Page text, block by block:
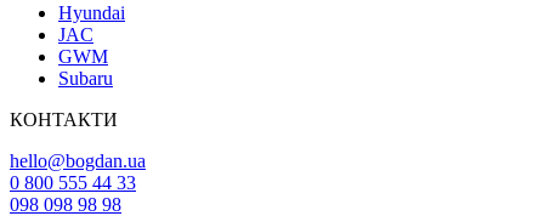
Hyundai
JAC
GWM
Subaru
КОНТАКТИ
hello@bogdan.ua
0 800 555 44 33
098 098 98 98